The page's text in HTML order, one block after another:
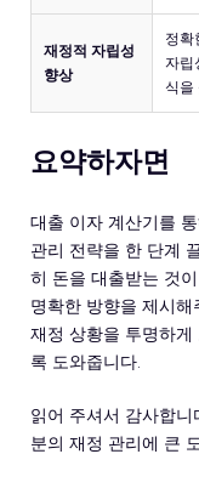
재정적 자립성
향상
정확
자립
식을
요약하자면
대출 이자 계산기를
관리 전략을 한 단계
히 돈을 대출받는 것
명확한 방향을 제시
재정 상황을 투명하
록 도와줍니다.
읽어 주셔서 감사합
분의 재정 관리에 큰